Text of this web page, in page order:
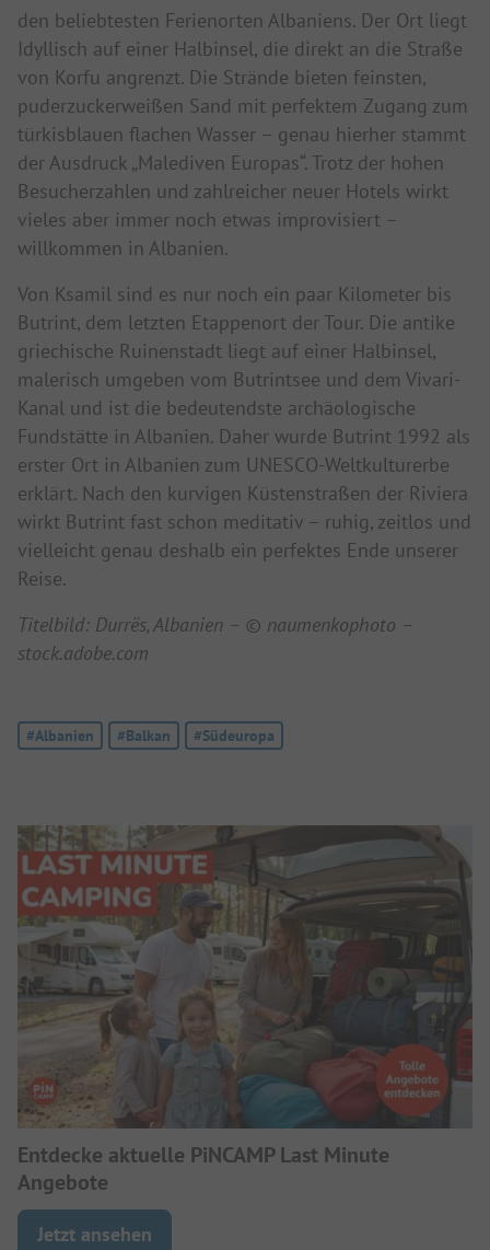
den beliebtesten Ferienorten Albaniens. Der Ort liegt
Idyllisch auf einer Halbinsel, die direkt an die Straße
von Korfu angrenzt. Die Strände bieten feinsten,
puderzuckerweißen Sand mit perfektem Zugang zum
türkisblauen flachen Wasser – genau hierher stammt
der Ausdruck „Malediven Europas“. Trotz der hohen
Besucherzahlen und zahlreicher neuer Hotels wirkt
vieles aber immer noch etwas improvisiert –
willkommen in Albanien.
Von Ksamil sind es nur noch ein paar Kilometer bis
Butrint, dem letzten Etappenort der Tour. Die antike
griechische Ruinenstadt liegt auf einer Halbinsel,
malerisch umgeben vom Butrintsee und dem Vivari-
Kanal und ist die bedeutendste archäologische
Fundstätte in Albanien. Daher wurde Butrint 1992 als
erster Ort in Albanien zum UNESCO-Weltkulturerbe
erklärt. Nach den kurvigen Küstenstraßen der Riviera
wirkt Butrint fast schon meditativ – ruhig, zeitlos und
vielleicht genau deshalb ein perfektes Ende unserer
Reise.
Titelbild: Durrës, Albanien – © naumenkophoto –
stock.adobe.com
Tag:
#Albanien Tag:
#Balkan Tag:
#Südeuropa
Entdecke aktuelle PiNCAMP Last Minute
Angebote
Jetzt ansehen